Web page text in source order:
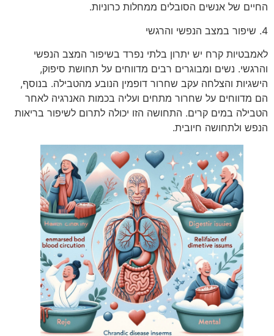
החיים של אנשים הסובלים ממחלות כרוניות.
4. שיפור במצב הנפשי והרגשי
לאמבטיות קרח יש יתרון בלתי נפרד בשיפור המצב הנפשי
והרגשי. נשים ומבוגרים רבים מדווחים על תחושת סיפוק,
הישגיות והצלחה עקב שחרור דופמין הנובע מהטבילה. בנוסף,
הם מדווחים על שחרור מתחים ועליה בכמות האנרגיה לאחר
הטבילה במים קרים. התחושה הזו יכולה לתרום לשיפור בריאות
הנפש ולתחושה חיובית.